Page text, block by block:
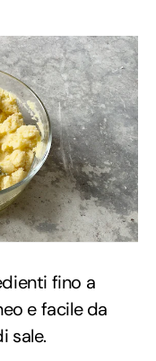
fino a
e facile da
sale.